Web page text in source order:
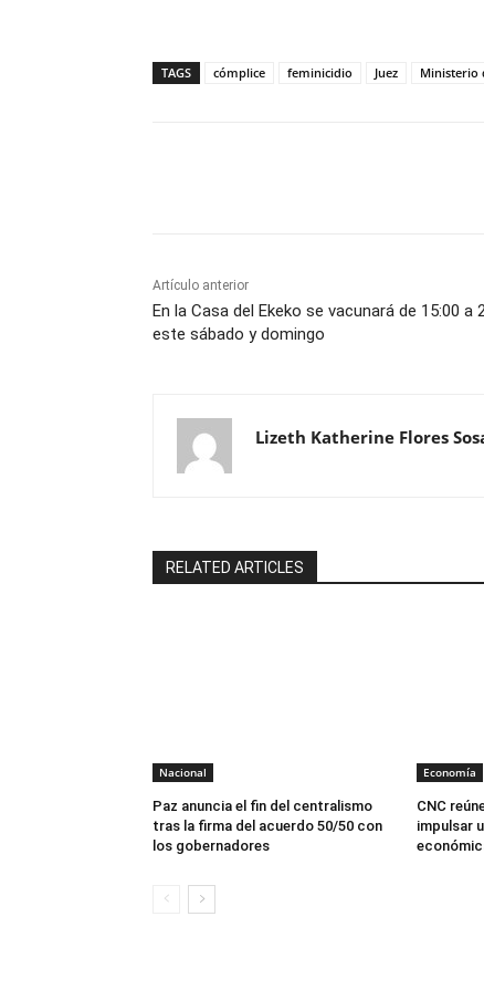
TAGS cómplice feminicidio Juez Ministerio
Artículo anterior
En la Casa del Ekeko se vacunará de 15:00 a
este sábado y domingo
Lizeth Katherine Flores
RELATED ARTICLES
Nacional
Paz anuncia el fin del centralismo
tras la firma del acuerdo 50/50 con
los gobernadores
Economía
CNC
impulsar